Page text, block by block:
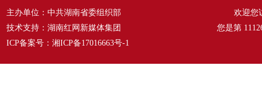
主办单位：中共湖南省委组织部
技术支持：湖南红网新媒体集团
ICP备案号： 湘ICP备17016663号-1
欢迎您
您是第